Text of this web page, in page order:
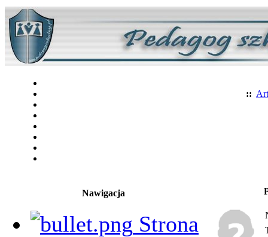
::
Nawigacja
Strona